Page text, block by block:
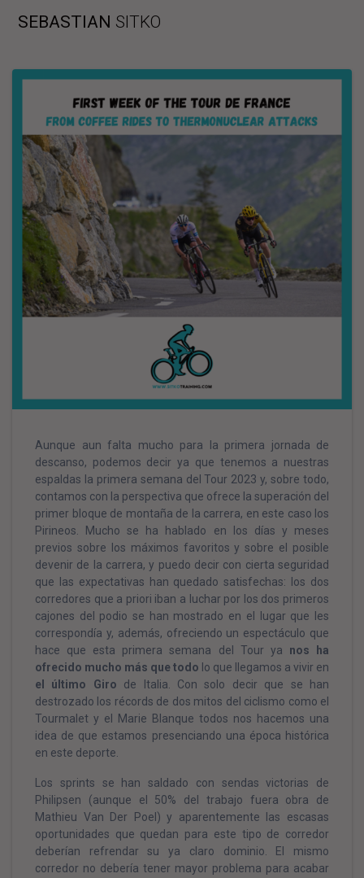
SEBASTIAN SITKO
Aunque aun falta mucho para la primera jornada de
descanso, podemos decir ya que tenemos a nuestras
espaldas la primera semana del Tour 2023 y, sobre todo,
contamos con la perspectiva que ofrece la superación del
primer bloque de montaña de la carrera, en este caso los
Pirineos. Mucho se ha hablado en los días y meses
previos sobre los máximos favoritos y sobre el posible
devenir de la carrera, y puedo decir con cierta seguridad
que las expectativas han quedado satisfechas: los dos
corredores que a priori iban a luchar por los dos primeros
cajones del podio se han mostrado en el lugar que les
correspondía y, además, ofreciendo un espectáculo que
hace que esta primera semana del Tour ya nos ha
ofrecido mucho más que todo lo que llegamos a vivir en
el último Giro de Italia. Con solo decir que se han
destrozado los récords de dos mitos del ciclismo como el
Tourmalet y el Marie Blanque todos nos hacemos una
idea de que estamos presenciando una época histórica
en este deporte.
Los sprints se han saldado con sendas victorias de
Philipsen (aunque el 50% del trabajo fuera obra de
Mathieu Van Der Poel) y aparentemente las escasas
oportunidades que quedan para este tipo de corredor
deberían refrendar su ya claro dominio. El mismo
corredor no debería tener mayor problema para acabar